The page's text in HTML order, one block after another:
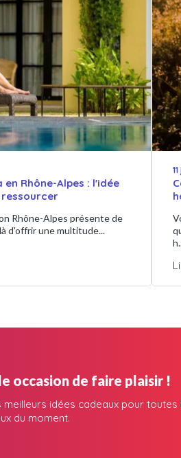
Rhône-Alpes : l'idée
Rhône-Alpes présente de
d'offrir une multitude...
occasion de faire plaisir !
idées cadeaux pour toutes
du moment.